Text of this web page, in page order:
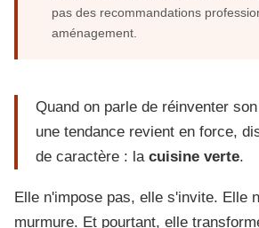
pas des recommandations
aménagement.
Quand on parle de réinventer
une tendance revient en force,
de caractère : la cuisine verte.
Elle n'impose pas, elle s'invite. Elle
murmure. Et pourtant, elle